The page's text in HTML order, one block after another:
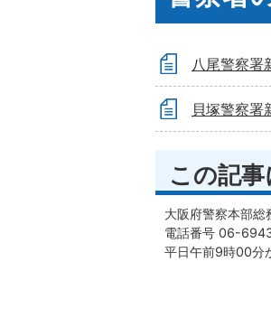
八尾警察署
貝塚警察署
この記
大阪府警察本部総
電話番号 06-
平日午前9時00分